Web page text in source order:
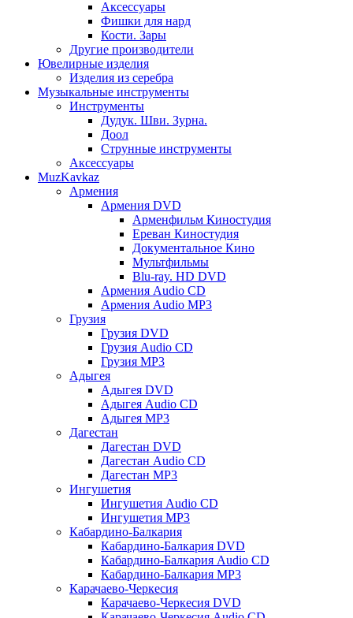
Аксессуары
Фишки для нард
Кости. Зары
Другие производители
Ювелирные изделия
Изделия из серебра
Музыкальные инструменты
Инструменты
Дудук. Шви. Зурна.
Доол
Струнные инструменты
Аксессуары
MuzKavkaz
Армения
Армения DVD
Арменфильм Киностудия
Ереван Киностудия
Документальное Кино
Мультфильмы
Blu-ray. HD DVD
Армения Audio CD
Армения Audio MP3
Грузия
Грузия DVD
Грузия Audio CD
Грузия MP3
Адыгея
Адыгея DVD
Адыгея Audio CD
Адыгея MP3
Дагестан
Дагестан DVD
Дагестан Audio CD
Дагестан MP3
Ингушетия
Ингушетия Audio CD
Ингушетия MP3
Кабардино-Балкария
Кабардино-Балкария DVD
Кабардино-Балкария Audio CD
Кабардино-Балкария MP3
Карачаево-Черкесия
Карачаево-Черкесия DVD